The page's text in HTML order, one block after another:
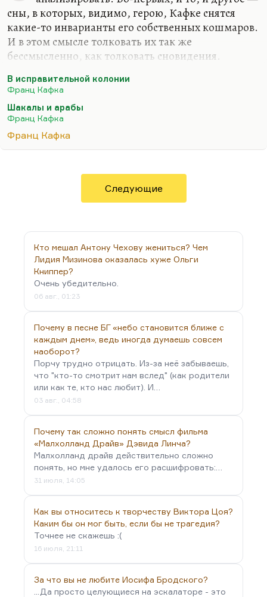
сны, в которых, видимо, герою, Кафке снятся
какие-то инварианты его собственных кошмаров.
И в этом смысле толковать их так же
бессмысленно, как толковать сновидения.
Но, скажем, «Шакалы и арабы» и «В
исправительной колонии» отражают одну и ту же
ситуацию. Чужестранец приезжает в некое
рабское общество (арабское рабское), где в одном
случае наказывают осужденного, а в другом
шакалы тайно следят за арабами. При этом у
завышенное представление о себе и о чистоте
своих занятий. Поскольку они настолько
отвратительны, что в этом уже есть какая-то
В исправительной колонии
Франц Кафка
Шакалы и арабы
Франц Кафка
Франц Кафка
Следующие
Кто мешал Антону Чехову жениться? Чем
Лидия Мизинова оказалась хуже Ольги
Книппер?
Очень убедительно.
06 авг., 01:23
Почему в песне БГ «небо становится ближе с
каждым днем», ведь иногда думаешь совсем
наоборот?
Порчу трудно отрицать. Из-за неё забываешь,
что "кто-то смотрит нам вслед" (как родители
или как те, кто нас любит). И…
03 авг., 04:58
Почему так сложно понять смысл фильма
«Малхолланд Драйв» Дэвида Линча?
Малхолланд драйв действительно сложно
понять, но мне удалось его расшифровать:…
31 июля, 14:05
Как вы относитесь к творчеству Виктора Цоя?
Каким бы он мог быть, если бы не трагедия?
Точнее не скажешь :(
16 июля, 21:11
За что вы не любите Иосифа Бродского?
...Да просто целующиеся на эскалаторе - это